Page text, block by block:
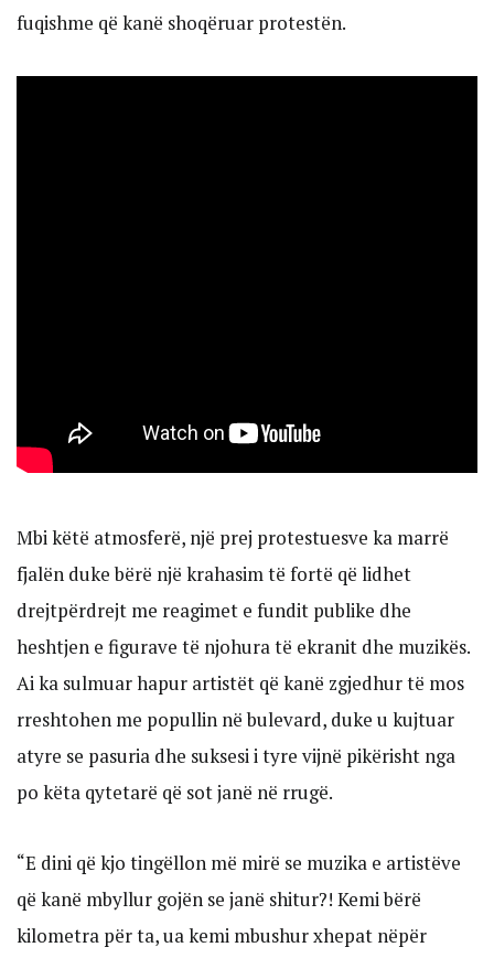
fuqishme që kanë shoqëruar protestën.
Mbi këtë atmosferë, një prej protestuesve ka marrë
fjalën duke bërë një krahasim të fortë që lidhet
drejtpërdrejt me reagimet e fundit publike dhe
heshtjen e figurave të njohura të ekranit dhe muzikës.
Ai ka sulmuar hapur artistët që kanë zgjedhur të mos
rreshtohen me popullin në bulevard, duke u kujtuar
atyre se pasuria dhe suksesi i tyre vijnë pikërisht nga
po këta qytetarë që sot janë në rrugë.
“E dini që kjo tingëllon më mirë se muzika e artistëve
që kanë mbyllur gojën se janë shitur?! Kemi bërë
kilometra për ta, ua kemi mbushur xhepat nëpër